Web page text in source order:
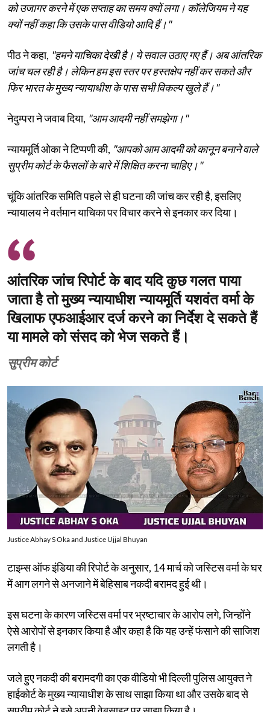
को उजागर करने में एक सप्ताह का समय क्यों लगा। कॉलेजियम ने यह
क्यों नहीं कहा कि उसके पास वीडियो आदि हैं।"
पीठ ने कहा, "हमने याचिका देखी है। ये सवाल उठाए गए हैं। अब आंतरिक
जांच चल रही है। लेकिन हम इस स्तर पर हस्तक्षेप नहीं कर सकते और
फिर भारत के मुख्य न्यायाधीश के पास सभी विकल्प खुले हैं।"
नेदुम्परा ने जवाब दिया, "आम आदमी नहीं समझेगा।"
न्यायमूर्ति ओका ने टिप्पणी की, "आपको आम आदमी को कानून बनाने वाले
सुप्रीम कोर्ट के फैसलों के बारे में शिक्षित करना चाहिए।"
चूंकि आंतरिक समिति पहले से ही घटना की जांच कर रही है, इसलिए
न्यायालय ने वर्तमान याचिका पर विचार करने से इनकार कर दिया।
आंतरिक जांच रिपोर्ट के बाद यदि कुछ गलत पाया
जाता है तो मुख्य न्यायाधीश न्यायमूर्ति यशवंत वर्मा के
खिलाफ एफआईआर दर्ज करने का निर्देश दे सकते हैं
या मामले को संसद को भेज सकते हैं।
सुप्रीम कोर्ट
Justice Abhay S Oka and Justice Ujjal Bhuyan
टाइम्स ऑफ इंडिया की रिपोर्ट के अनुसार, 14 मार्च को जस्टिस वर्मा के घर
में आग लगने से अनजाने में बेहिसाब नकदी बरामद हुई थी।
इस घटना के कारण जस्टिस वर्मा पर भ्रष्टाचार के आरोप लगे, जिन्होंने
ऐसे आरोपों से इनकार किया है और कहा है कि यह उन्हें फंसाने की साजिश
लगती है।
जले हुए नकदी की बरामदगी का एक वीडियो भी दिल्ली पुलिस आयुक्त ने
हाईकोर्ट के मुख्य न्यायाधीश के साथ साझा किया था और उसके बाद से